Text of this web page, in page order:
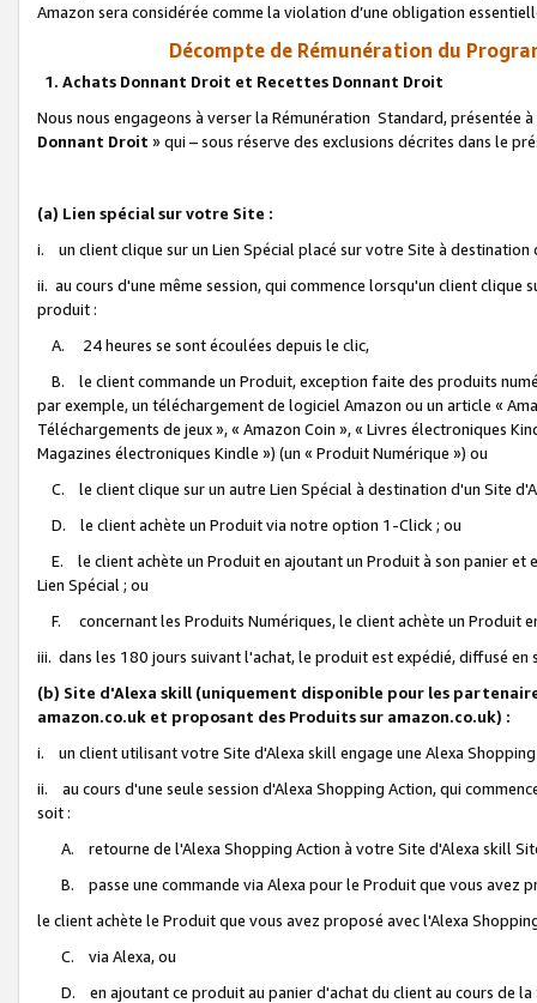
Amazon sera considérée comme la violation d’une obligation
Décompte de Rémunération du
1. Achats Donnant Droit et Recettes Donnant Droit
Nous nous engageons à verser la Rémunération Standard, présentée
Donnant Droit » qui – sous réserve des exclusions décrites dans le
(a) Lien spécial sur votre Site :
i. un client clique sur un Lien Spécial placé sur votre Site à destination
ii. au cours d'une même session, qui commence lorsqu'un client
produit :
A. 24 heures se sont écoulées depuis le clic,
B. le client commande un Produit, exception faite des produits
par exemple, un téléchargement de logiciel Amazon ou un article «
Téléchargements de jeux », « Amazon Coin », « Livres électroniques
Magazines électroniques Kindle ») (un « Produit Numérique ») ou
C. le client clique sur un autre Lien Spécial à destination d'un Site
D. le client achète un Produit via notre option 1-Click ; ou
E. le client achète un Produit en ajoutant un Produit à son panier et
Lien Spécial ; ou
F. concernant les Produits Numériques, le client achète un Produit
iii. dans les 180 jours suivant l'achat, le produit est expédié, diffusé
(b) Site d'Alexa skill (uniquement disponible pour les
amazon.co.uk et proposant des Produits sur amazon.co.uk) :
i. un client utilisant votre Site d'Alexa skill engage une Alexa
ii. au cours d'une seule session d'Alexa Shopping Action, qui
soit :
A. retourne de l'Alexa Shopping Action à votre Site d'Alexa skill
B. passe une commande via Alexa pour le Produit que vous avez
le client achète le Produit que vous avez proposé avec l'Alexa
C. via Alexa, ou
D. en ajoutant ce produit au panier d'achat du client au cours de